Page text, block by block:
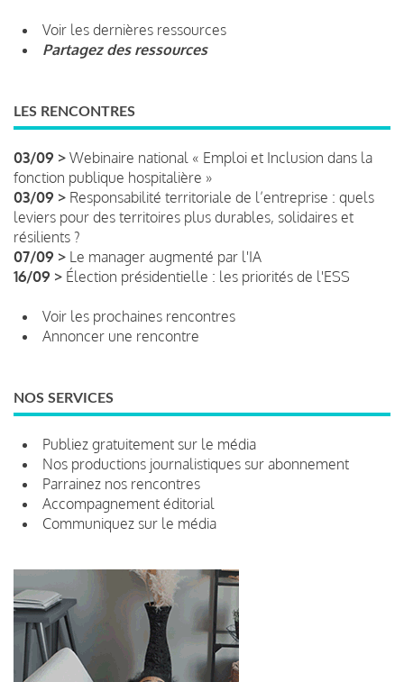
Voir les dernières ressources
Partagez des ressources
LES RENCONTRES
03/09 > Webinaire national « Emploi et Inclusion dans la
fonction publique hospitalière »
03/09 > Responsabilité territoriale de l’entreprise : quels
leviers pour des territoires plus durables, solidaires et
résilients ?
07/09 > Le manager augmenté par l'IA
16/09 > Élection présidentielle : les priorités de l'ESS
Voir les prochaines rencontres
Annoncer une rencontre
NOS SERVICES
Publiez gratuitement sur le média
Nos productions journalistiques sur abonnement
Parrainez nos rencontres
Accompagnement éditorial
Communiquez sur le média